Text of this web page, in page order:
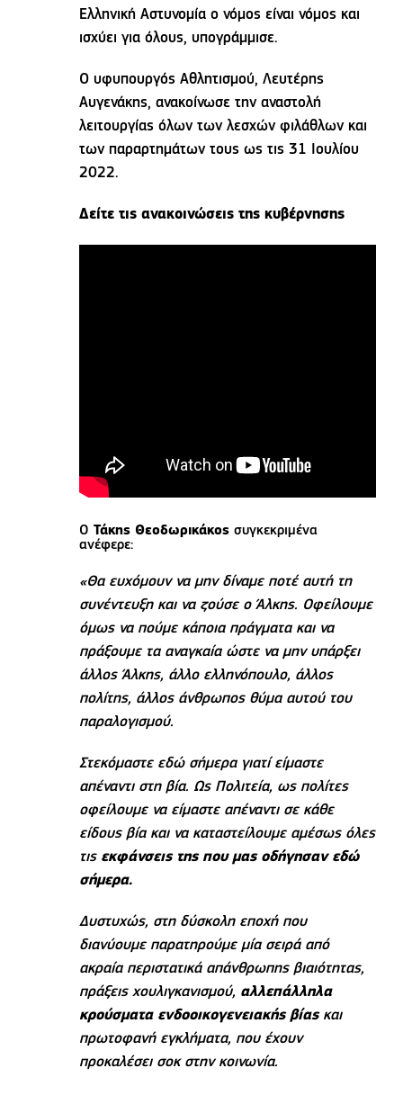
Ελληνική Αστυνομία ο νόμος είναι νόμος και
ισχύει για όλους, υπογράμμισε.
Ο υφυπουργός Αθλητισμού, Λευτέρης
Αυγενάκης, ανακοίνωσε την αναστολή
λειτουργίας όλων των λεσχών φιλάθλων και
των παραρτημάτων τους ως τις 31 Ιουλίου
2022.
Δείτε τις ανακοινώσεις της κυβέρνησης
OΤάκης Θεοδωρικάκος συγκεκριμένα
ανέφερε:
«Θα ευχόμουν να μην δίναμε ποτέ αυτή τη
συνέντευξη και να ζούσε ο Άλκης. Οφείλουμε
όμως να πούμε κάποια πράγματα και να
πράξουμε τα αναγκαία ώστε να μην υπάρξει
άλλος Άλκης, άλλο ελληνόπουλο, άλλος
πολίτης, άλλος άνθρωπος θύμα αυτού του
παραλογισμού.
Στεκόμαστε εδώ σήμερα γιατί είμαστε
απέναντι στη βία. Ως Πολιτεία, ως πολίτες
οφείλουμε να είμαστε απέναντι σε κάθε
είδους βία και να καταστείλουμε αμέσως όλες
τις εκφάνσεις της που μας οδήγησαν εδώ
σήμερα.
Δυστυχώς, στη δύσκολη εποχή που
διανύουμε παρατηρούμε μία σειρά από
ακραία περιστατικά απάνθρωπης βιαιότητας,
πράξεις χουλιγκανισμού, αλλεπάλληλα
κρούσματα ενδοοικογενειακής βίαςκαι
πρωτοφανή εγκλήματα, που έχουν
προκαλέσει σοκ στην κοινωνία.